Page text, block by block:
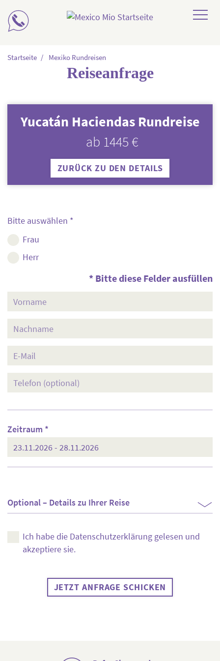
Mexiko Rundreisen
Mexiko Reisebausteine
Mexiko Individualreisen
Mexiko Reiseziele
Startseite Mexiko Rundreisen
Reiseanfrage
Yucatán Haciendas Rundreise
ab 1445 €
ZURÜCK ZU DEN DETAILS
Bitte auswählen *
Frau
Herr
* Bitte diese Felder ausfüllen
Vorname
Nachname
E-
Mail
Telefon
(optional)
Zeitraum *
Optional – Details zu Ihrer Reise
Ich habe die Datenschutzerklärunggelesen und
akzeptiere sie.
JETZT ANFRAGE SCHICKEN